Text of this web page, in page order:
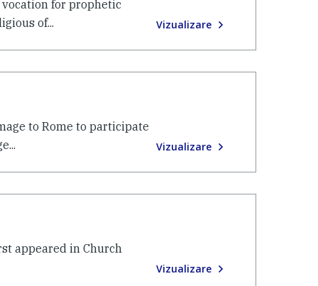
vocation for prophetic
of...
Vizualizare
to Rome to participate
Vizualizare
appeared in Church
Vizualizare